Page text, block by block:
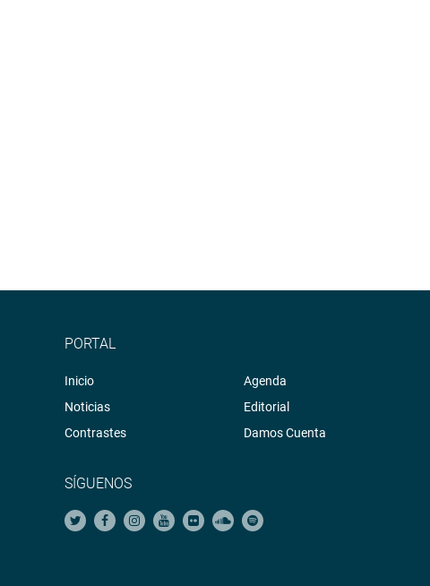
PORTAL
Inicio
Noticias
Contrastes
Agenda
Editorial
Damos Cuenta
SÍGUENOS